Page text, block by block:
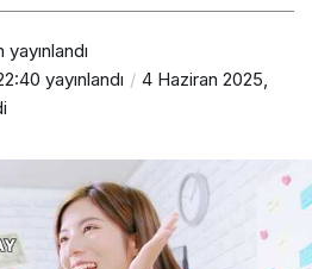
yayınlandı
4 Haziran 2025,